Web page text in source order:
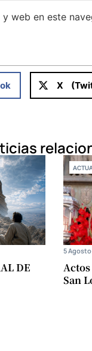
web en este
X
DE
San
5